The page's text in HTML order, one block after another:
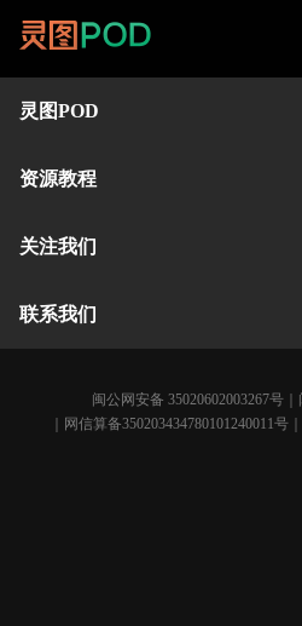
灵图POD
资源教程
关注我们
联系我们
闽公网安备 35020602003267号
｜网信算备350203434780101240011